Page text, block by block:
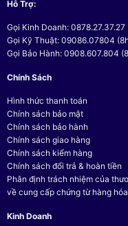
Hỗ Trợ:
Gọi Kinh Doanh:
Gọi Kỹ Thuật: 09086.07804
Gọi Bảo Hành: 0908.607.804
Chính Sách
Hình thức thanh toán
Chính sách bảo mật
Chính sách bảo hành
Chính sách giao hàng
Chính sách kiểm hàng
Chính sách đổi trả & hoàn tiền
Phân định trách nhiệm của
về cung cấp chứng từ hàng
Kinh Doanh